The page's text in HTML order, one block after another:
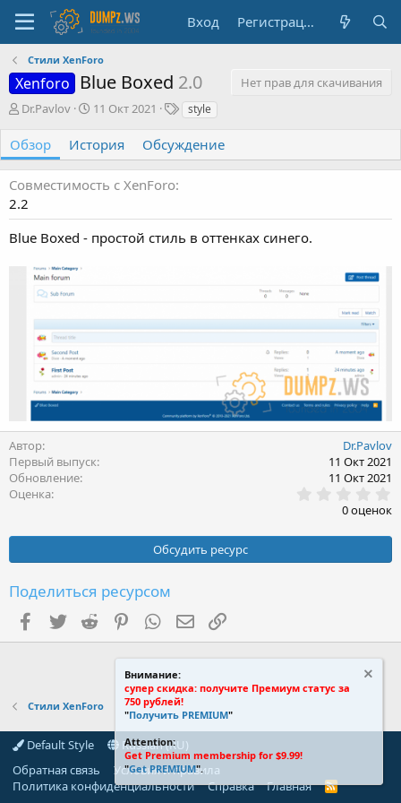
Вход Регистрация
Стили XenForo
Xenforo Blue Boxed 2.0
Нет прав для скачивания
А
т
о
р
Dr.Pavlov
Д
т
а
с
о
д
а
11 Окт 2021
Т
г
и
style
Обзор История Обсуждение
Совместимость с XenForo
2.2
Blue Boxed - простой стиль в оттенках синего.
Автор
Dr.Pavlov
Первый выпуск
11 Окт 2021
Обновление
11 Окт 2021
Оценка
.
0
0
в
0 оценок
Обсудить ресурс
Поделиться ресурсом
Facebook
Twitter Reddit PinterestWhatsAppЭлектронная почта
Стили XenForo
Default Style
Russian (RU)
Обратная связь
Условия и правила
Политика конфиденциальности
Справка Главная
R
Внимание:
супер скидка: получите Премиум статус за
750 рублей!
"Получить PREMIUM"
Attention:
Get Premium membership for $9.99!
"Get PREMIUM".